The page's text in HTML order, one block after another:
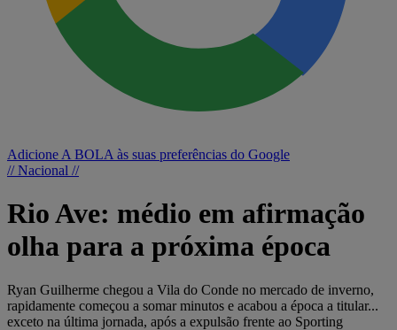
Adicione A BOLA às suas preferências do Google
// Nacional //
Rio Ave: médio em afirmação
olha para a próxima época
Ryan Guilherme chegou a Vila do Conde no mercado de inverno,
rapidamente começou a somar minutos e acabou a época a titular...
exceto na última jornada, após a expulsão frente ao Sporting